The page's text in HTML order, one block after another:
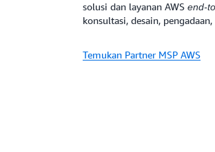
solusi dan layanan AWS end-
konsultasi, desain,
Temukan Partner MSP AWS